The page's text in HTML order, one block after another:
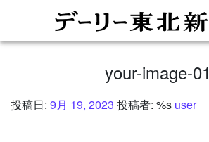
your-image-01
投稿日: 9月 19, 2023 投稿者: %s user